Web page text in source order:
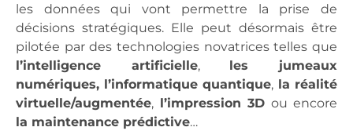
les données qui vont permettre la prise de
décisions stratégiques. Elle peut désormais être
pilotée par des technologies novatrices telles que
l’intelligence artificielle, les jumeaux
numériques, l’informatique quantique, la réalité
virtuelle/augmentée, l’impression 3D ou encore
la maintenance prédictive…